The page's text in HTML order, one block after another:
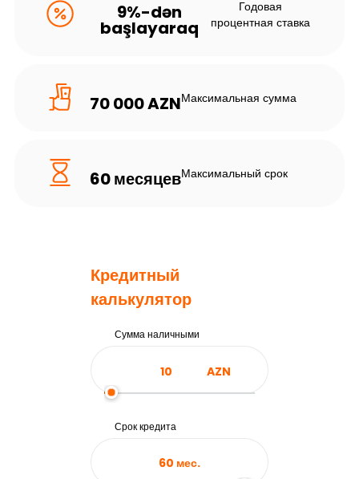
9%-dən
başlayaraq
Годовая
процентная ставка
70 000 AZNМаксимальная сумма
60 месяцевМаксимальный срок
Кредитный
калькулятор
Сумма наличными
AZN
Срок кредита
60 мес.